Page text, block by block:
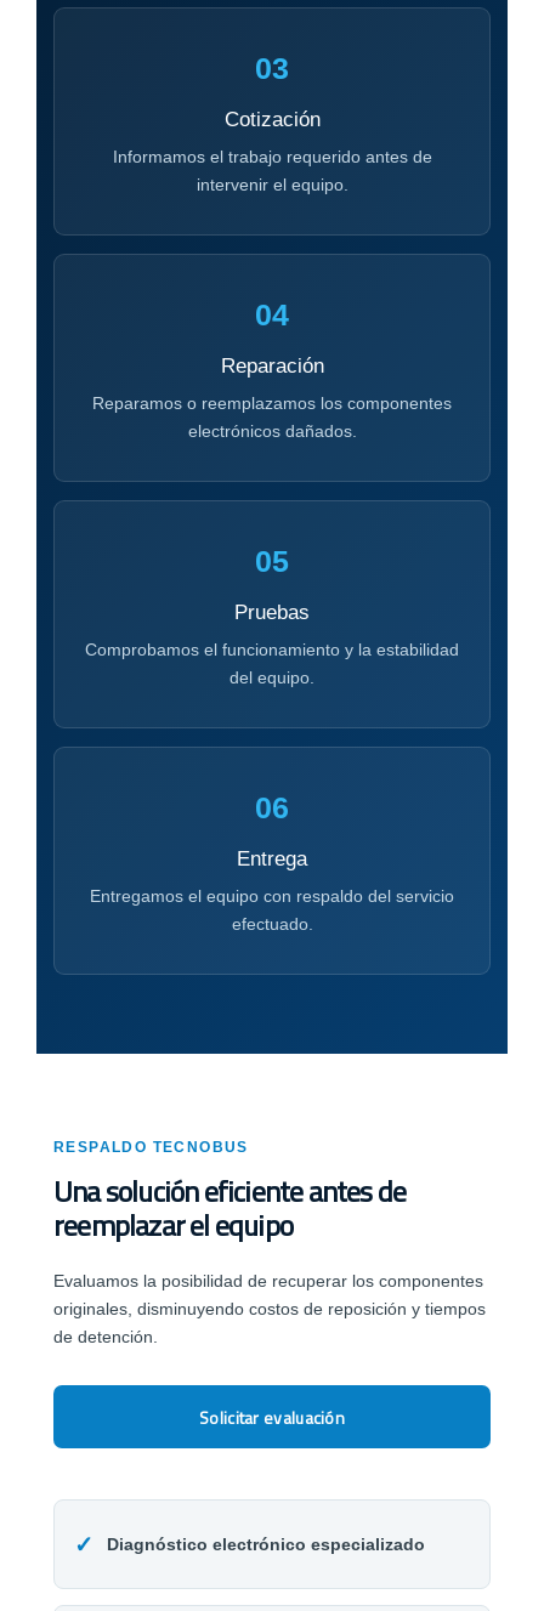
03
Cotización
Informamos el trabajo requerido antes de
intervenir el equipo.
04
Reparación
Reparamos o reemplazamos los componentes
electrónicos dañados.
05
Pruebas
Comprobamos el funcionamiento y la estabilidad
del equipo.
06
Entrega
Entregamos el equipo con respaldo del servicio
efectuado.
RESPALDO TECNOBUS
Una solución eficiente antes de
reemplazar el equipo
Evaluamos la posibilidad de recuperar los componentes
originales, disminuyendo costos de reposición y tiempos
de detención.
Solicitar evaluación
✓ Diagnóstico electrónico especializado